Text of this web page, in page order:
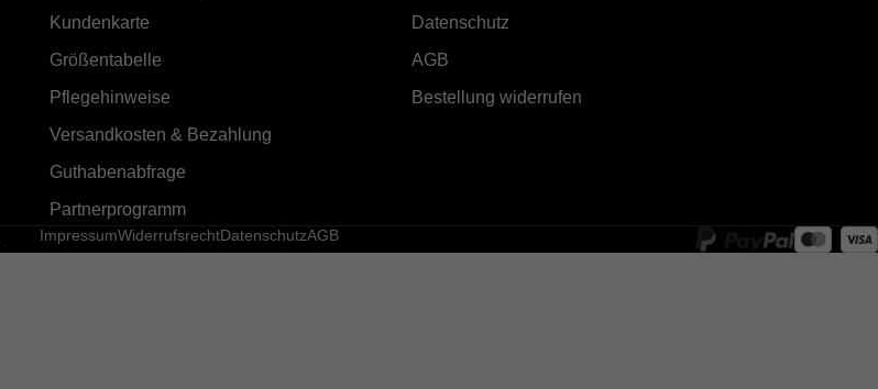
Kundenkarte
Größentabelle
Pflegehinweise
Versandkosten & Bezahlung
Guthabenabfrage
Partnerprogramm
Datenschutz
AGB
Bestellung widerrufen
ImpressumWiderrufsrechtDatenschutzAGB